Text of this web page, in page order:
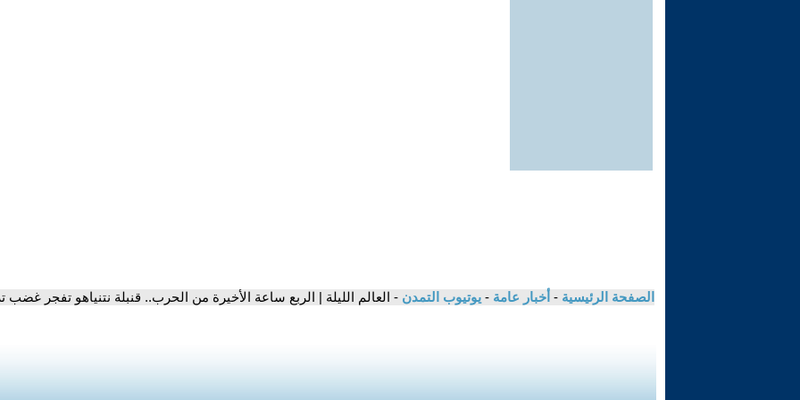
الصفحة الرئيسية - أخبار عامة - يوتيوب التمدن - العالم الليلة | الربع ساعة الأخيرة من الحرب.. قنبلة نتنياهو تفجر